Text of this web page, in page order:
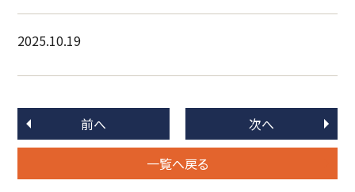
2025.10.19
前へ
一覧へ戻る
次へ